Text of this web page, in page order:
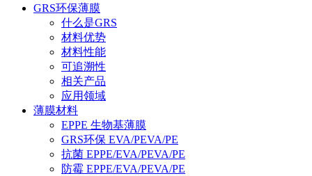
GRS环保薄膜
什么是GRS
材料优势
材料性能
可追溯性
相关产品
应用领域
薄膜材料
EPPE 生物基薄膜
GRS环保 EVA/PEVA/PE
抗菌 EPPE/EVA/PEVA/PE
防霉 EPPE/EVA/PEVA/PE